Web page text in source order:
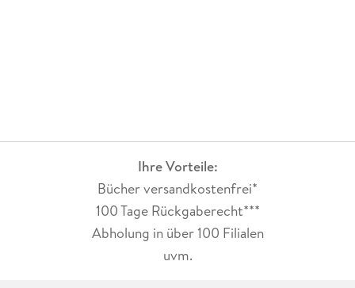
Ihre Vorteile:
Bücher versandkostenfrei*
100 Tage Rückgaberecht***
Abholung in über 100 Filialen
uvm.